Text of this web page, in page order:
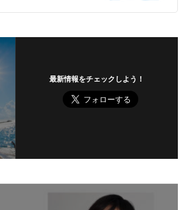
最新情報をチェックしよう！